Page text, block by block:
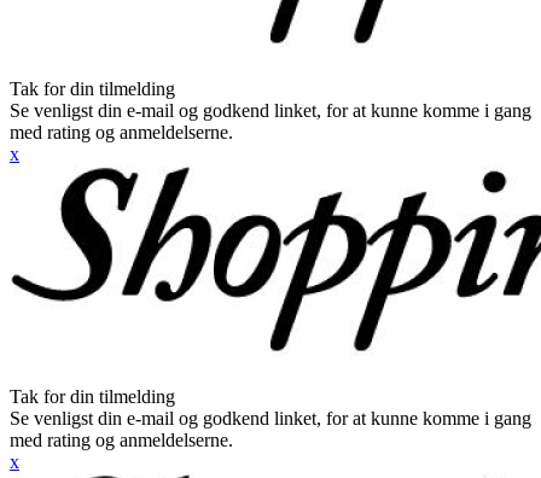
Tak for din tilmelding
Se venligst din e-mail og godkend linket, for at kunne komme i gang
med rating og anmeldelserne.
x
Tak for din tilmelding
Se venligst din e-mail og godkend linket, for at kunne komme i gang
med rating og anmeldelserne.
x